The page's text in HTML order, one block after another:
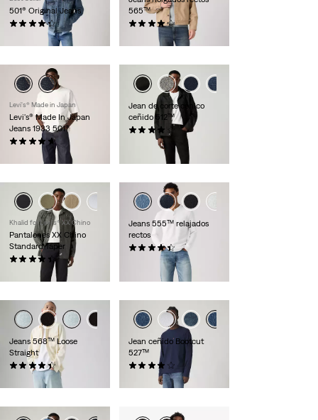
501® Original Jeans
(455)
565™
(646)
Levi's® Made in Japan
Levi's® Made In Japan
Jeans 1933 501®
(31)
280,00 €
Jean de corte cónico
ceñido 512™
(1095)
110,00 €
Khalid for Levi’s® XX Chino
Pantalones XX Chino
Standard Taper
(566)
Jeans 555™ relajados
rectos
(379)
Jeans 568™ Loose
Straight
(403)
Jean ceñido Bootcut
527™
(982)
110,00 €